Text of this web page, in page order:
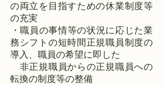
の両立を目指すための休業制度等
の充実
​・職員の事情等の状況に応じた業
務シフトの短時間正規職員制度の
導入、職員の希望に即した
非正規職員からの正規職員への
転換の制度等の整備